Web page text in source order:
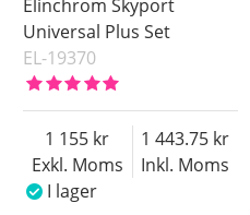
Elinchrom Skyport
Universal Plus Set
EL-19370
Exkl. Moms
1 155
Inkl. Moms
1 443.75
I lager